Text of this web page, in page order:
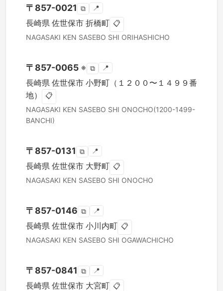
〒 857-0021 ⧉ 📍
長崎県 佐世保市 折橋町 📋
NAGASAKI KEN SASEBO SHI ORIHASHICHO
〒 857-0065 ※ ⧉ 📍
長崎県 佐世保市 小野町（１２００〜１４９９番
地）
📋
NAGASAKI KEN SASEBO SHI ONOCHO(1200-1499-
BANCHI)
〒 857-0131 ⧉ 📍
長崎県 佐世保市 大野町 📋
NAGASAKI KEN SASEBO SHI ONOCHO
〒 857-0146 ⧉ 📍
長崎県 佐世保市 小川内町 📋
NAGASAKI KEN SASEBO SHI OGAWACHICHO
〒 857-0841 ⧉ 📍
長崎県 佐世保市 大宮町 📋